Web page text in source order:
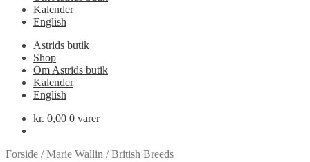
Kalender
English
Astrids butik
Shop
Om Astrids butik
Kalender
English
kr. 0,00 0 varer
Forside /Marie Wallin /British Breeds